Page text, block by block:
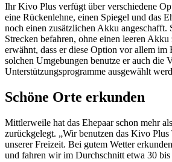
Ihr Kivo Plus verfügt über verschiedene
eine Rückenlehne, einen Spiegel und das
noch einen zusätzlichen Akku angeschafft.
Strecken befahren, ohne einen leeren
erwähnt, dass er diese Option vor allem im
solchen Umgebungen benutze er auch die
Unterstützungsprogramme ausgewählt
Schöne Orte erkunden
Mittlerweile hat das Ehepaar schon mehr
zurückgelegt. „Wir benutzen das Kivo
unserer Freizeit. Bei gutem Wetter
und fahren wir im Durchschnitt etwa 30